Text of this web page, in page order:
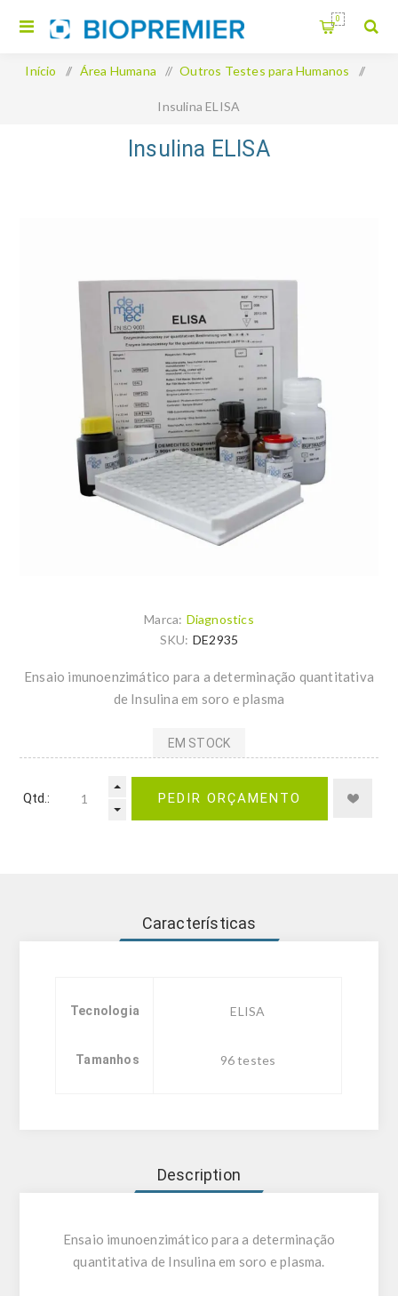
0
Início / Área Humana / Outros Testes para Humanos /
Insulina ELISA
Insulina ELISA
Marca: Diagnostics
SKU: DE2935
Ensaio imunoenzimático para a determinação quantitativa
de Insulina em soro e plasma
EM STOCK
Qtd.: PEDIR ORÇAMENTO
Características
Tecnologia ELISA
Tamanhos 96 testes
Description
Ensaio imunoenzimático para a determinação
quantitativa de Insulina em soro e plasma.